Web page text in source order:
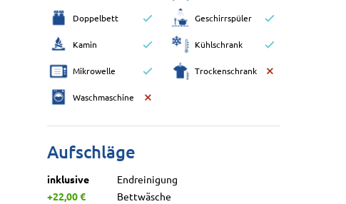
Doppelbett Geschirrspüler
Kamin Kühlschrank
Mikrowelle Trockenschrank
Waschmaschine
Aufschläge
inklusive
Endreinigung
+22,00 €
Bettwäsche